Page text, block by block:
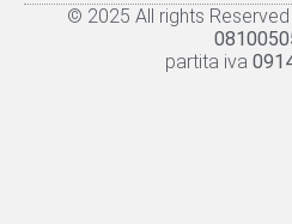
© 2025 All rights Reserved
partita iva